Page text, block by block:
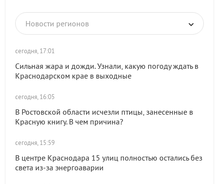
Новости регионов
сегодня, 17:01
Сильная жара и дожди. Узнали, какую погоду ждать в
Краснодарском крае в выходные
сегодня, 16:05
В Ростовской области исчезли птицы, занесенные в
Красную книгу. В чем причина?
сегодня, 15:59
В центре Краснодара 15 улиц полностью остались без
света из-за энергоаварии